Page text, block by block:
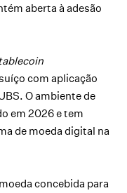
aberta à adesão
com aplicação
O ambiente de
em 2026 e tem
de moeda digital na
concebida para